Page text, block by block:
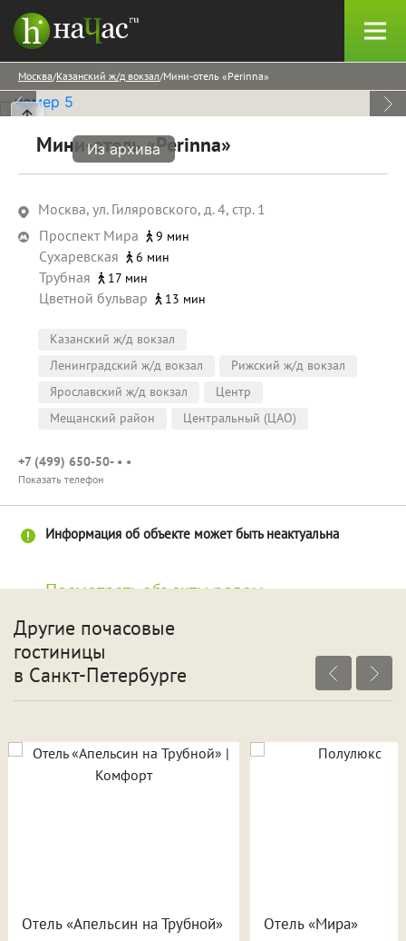
Москва Казанский ж/д вокзал Мини-отель «Perinna»
Из архива
Мини-отель «Perinna»
Москва, ул. Гиляровского, д. 4, стр. 1
Проспект Мира
9 мин
Сухаревская 6 мин
Трубная 17 мин
Цветной бульвар 13 мин
Казанский ж/д вокзал
Ленинградский ж/д вокзал
Рижский ж/д вокзал
Ярославский ж/д вокзал
Центр
Мещанский район
Центральный (ЦАО)
+7 (499) 650-50- • •
Показать телефон
Информация об объекте может быть неактуальна
Посмотреть объекты рядом
Другие почасовые
гостиницы
в Санкт-Петербурге
Отель «Апельсин на Трубной» Отель «Мира»